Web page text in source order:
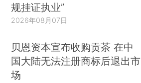
规挂证执业”
2026年08月07日
贝恩资本宣布收购贡茶 在中
国大陆无法注册商标后退出市
场